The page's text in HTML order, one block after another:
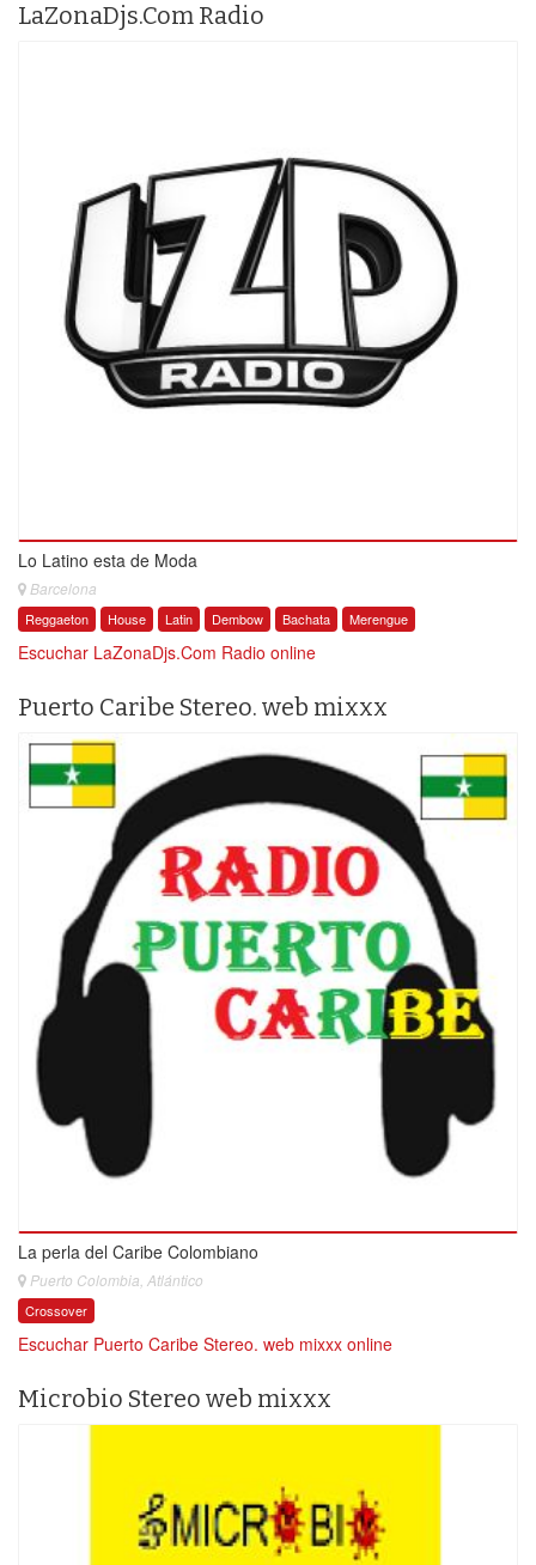
LaZonaDjs.Com Radio
Lo Latino esta de Moda
Barcelona
Reggaeton House Latin Dembow Bachata Merengue
Escuchar LaZonaDjs.Com Radio online
Puerto Caribe Stereo. web mixxx
La perla del Caribe Colombiano
Puerto Colombia, Atlántico
Crossover
Escuchar Puerto Caribe Stereo. web mixxx online
Microbio Stereo web mixxx